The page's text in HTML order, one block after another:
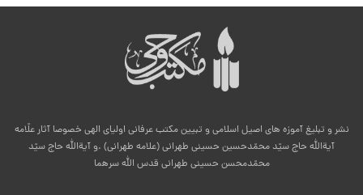
نشر و تبلیغ آموزه های اصیل اسلامی و تبیین مکتب عرفانی اولیای الهی خصوصا آثار علّامه
آیةالله حاج سیّد محمّدحسین حسینی طهرانی (علامه طهرانی) .و آیةالله حاج سیّد
محمّدمحسن حسینی طهرانی قدس الله سرهما